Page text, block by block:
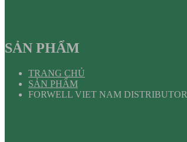
SẢN PHẨM
TRANG CHỦ
SẢN PHẨM
FORWELL VIET NAM DISTRIBUTOR